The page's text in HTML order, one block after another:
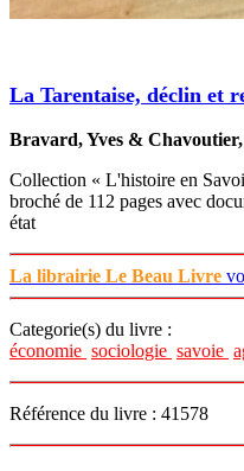
La Tarentaise, déclin et
Bravard, Yves &
Collection « L'histoire en
broché de 112 pages avec
état
La librairie Le Beau Livre
Categorie(s) du livre :
économie sociologie savoie
Référence du livre : 41578